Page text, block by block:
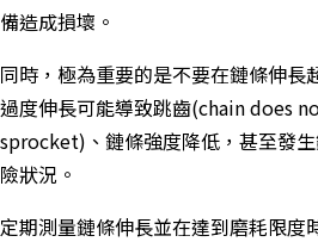
備造成損壞。
同時，極為重要的是不要在鏈條伸長
過度伸長可能導致跳齒(chain does
sprocket) 、鏈條強度降低，甚至發
險狀況。
定期測量鏈條伸長並在達到磨耗限度